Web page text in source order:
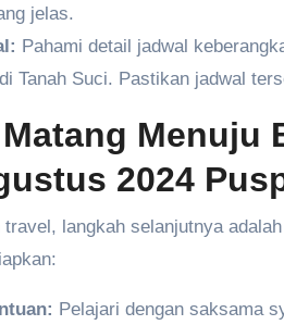
jelas.
Pahami detail jadwal
Tanah Suci. Pastikan jadwal
Menuju
2024
langkah selanjutnya
Pelajari dengan saksama